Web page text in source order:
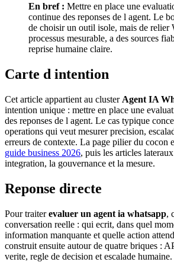
En bref : Mettre en place une
continue des reponses de l agent. Le
de choisir un outil isole, mais de relier
processus mesurable, a des sources
reprise humaine claire.
Carte d intention
Cet article appartient au cluster Agent IA
intention unique : mettre en place une
des reponses de l agent. Le cas typique
operations qui veut mesurer precision,
erreurs de contexte. La page pilier du cocon
guide business 2026, puis les articles
integration, la gouvernance et la mesure.
Reponse directe
Pour traiterevaluer un agent ia whatsapp,
conversation reelle : qui ecrit, dans quel
information manquante et quelle action
construit ensuite autour de quatre briques :
verite, regle de decision et escalade humaine.